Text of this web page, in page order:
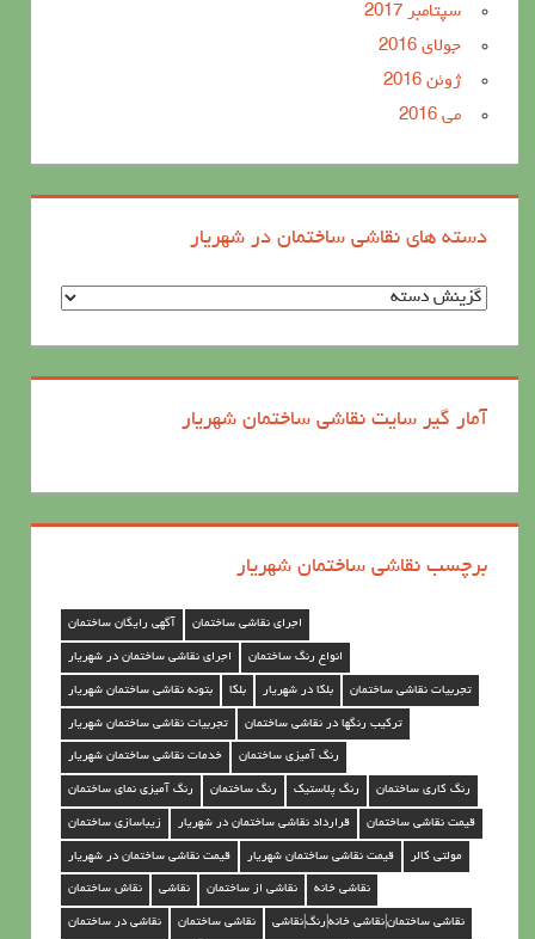
سپتامبر 2017
جولای 2016
ژوئن 2016
می 2016
دسته های نقاشی ساختمان در شهریار
د
ق
ی
آمار گیر سایت نقاشی ساختمان شهریار
برچسب نقاشی ساختمان شهریار
آگهی رایگان ساختمان اجرای نقاشی ساختمان
اجرای نقاشی ساختمان در شهریار انواع رنگ ساختمان
بتونه نقاشی ساختمان شهریار بلکا بلکا در شهریار تجربیات نقاشی ساختمان
تجربیات نقاشی ساختمان شهریار ترکیب رنگها در نقاشی ساختمان
خدمات نقاشی ساختمان شهریار رنگ آمیزی ساختمان
رنگ آمیزی نمای ساختمان رنگ ساختمان رنگ پلاستیک رنگ کاری ساختمان
زیباسازی ساختمان قرارداد نقاشی ساختمان در شهریار قیمت نقاشی ساختمان
قیمت نقاشی ساختمان در شهریار قیمت نقاشی ساختمان شهریار مولتی کالر
نقاش ساختمان نقاشی نقاشی از ساختمان نقاشی خانه
نقاشی در ساختمان نقاشی ساختمان نقاشی ساختمان|نقاشی خانه|رنگ|نقاشی